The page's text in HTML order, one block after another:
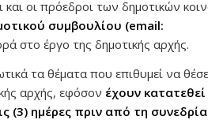
και οι πρόεδροι των δημοτικών
συμβουλίου (email:
στο έργο της δημοτικής αρχής.
τα θέματα που επιθυμεί να
αρχής, εφόσον έχουν κατατεθεί
(3) ημέρες πριν από τη